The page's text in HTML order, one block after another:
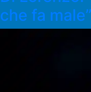
che fa male”